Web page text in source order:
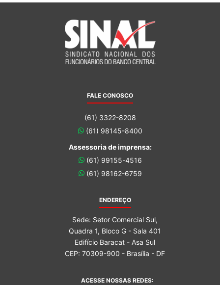
FALE CONOSCO
(61) 3322-8208
(61) 98145-8400
Assessoria de imprensa:
(61) 99155-4516
(61) 98162-6759
ENDEREÇO
Sede: Setor Comercial Sul,
Quadra 1, Bloco G - Sala 401
Edifício Baracat - Asa Sul
CEP: 70309-900 - Brasília - DF
ACESSE NOSSAS REDES: